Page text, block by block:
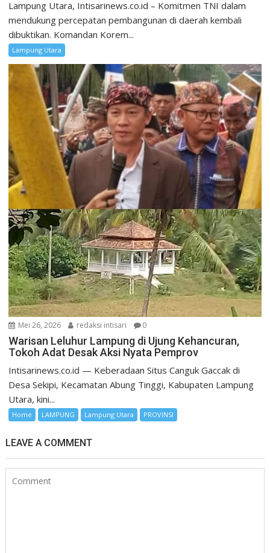
Lampung Utara, Intisarinews.co.id – Komitmen TNI dalam
mendukung percepatan pembangunan di daerah kembali
dibuktikan. Komandan Korem...
Lampung Utara
Mei 26, 2026 redaksi intisari 0
Warisan Leluhur Lampung di Ujung Kehancuran,
Tokoh Adat Desak Aksi Nyata Pemprov
Intisarinews.co.id — Keberadaan Situs Canguk Gaccak di
Desa Sekipi, Kecamatan Abung Tinggi, Kabupaten Lampung
Utara, kini...
Home LAMPUNG Lampung Utara PROVINSI
LEAVE A COMMENT